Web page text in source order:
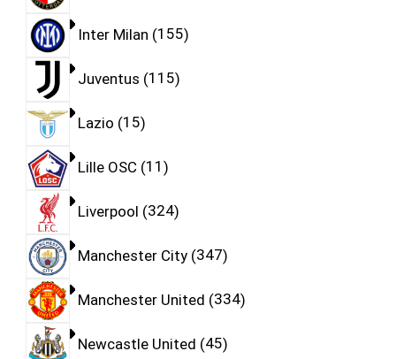
Inter Milan 155
Juventus 115
Lazio 15
Lille OSC 11
Liverpool 324
Manchester City 347
Manchester United 334
Newcastle United 45